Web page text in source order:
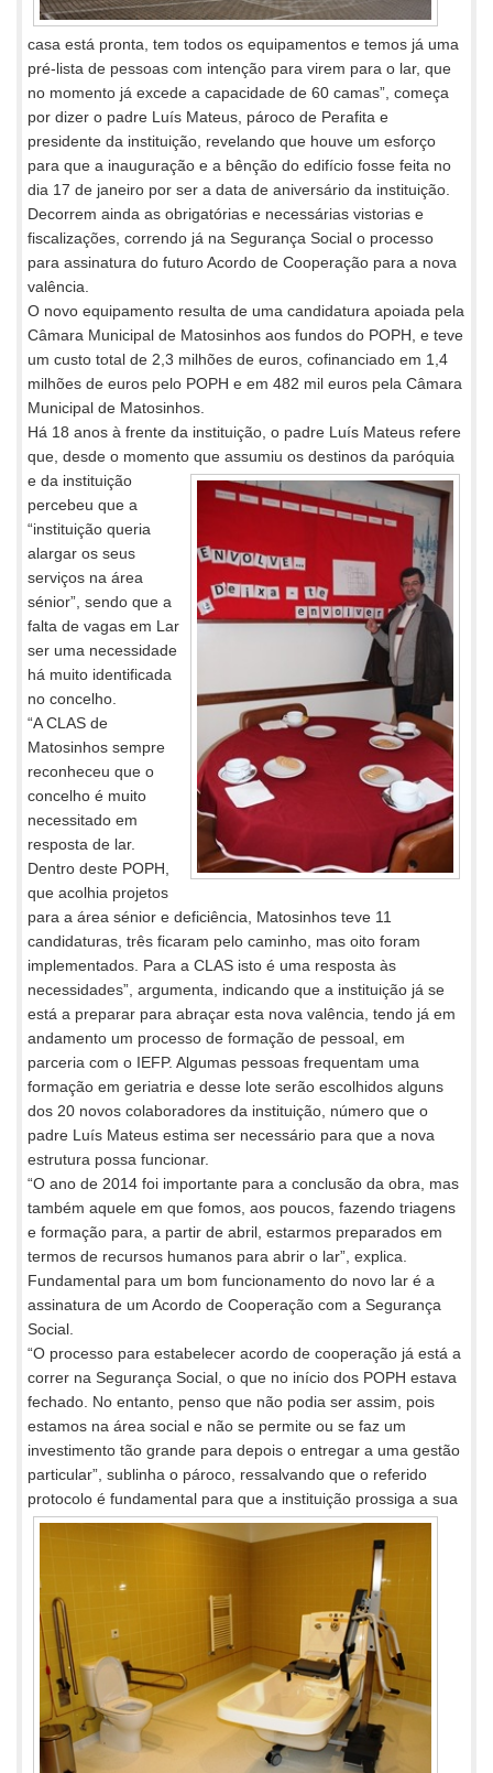
casa está pronta, tem todos os equipamentos e temos já uma
pré-lista de pessoas com intenção para virem para o lar, que
no momento já excede a capacidade de 60 camas”, começa
por dizer o padre Luís Mateus, pároco de Perafita e
presidente da instituição, revelando que houve um esforço
para que a inauguração e a bênção do edifício fosse feita no
dia 17 de janeiro por ser a data de aniversário da instituição.
Decorrem ainda as obrigatórias e necessárias vistorias e
fiscalizações, correndo já na Segurança Social o processo
para assinatura do futuro Acordo de Cooperação para a nova
valência.
O novo equipamento resulta de uma candidatura apoiada pela
Câmara Municipal de Matosinhos aos fundos do POPH, e teve
um custo total de 2,3 milhões de euros, cofinanciado em 1,4
milhões de euros pelo POPH e em 482 mil euros pela Câmara
Municipal de Matosinhos.
Há 18 anos à frente da instituição, o padre Luís Mateus refere
que, desde o momento que assumiu os destinos da paróquia
e da instituição
percebeu que a
“instituição queria
alargar os seus
serviços na área
sénior”, sendo que a
falta de vagas em Lar
ser uma necessidade
há muito identificada
no concelho.
“A CLAS de
Matosinhos sempre
reconheceu que o
concelho é muito
necessitado em
resposta de lar.
Dentro deste POPH,
que acolhia projetos
para a área sénior e deficiência, Matosinhos teve 11
candidaturas, três ficaram pelo caminho, mas oito foram
implementados. Para a CLAS isto é uma resposta às
necessidades”, argumenta, indicando que a instituição já se
está a preparar para abraçar esta nova valência, tendo já em
andamento um processo de formação de pessoal, em
parceria com o IEFP. Algumas pessoas frequentam uma
formação em geriatria e desse lote serão escolhidos alguns
dos 20 novos colaboradores da instituição, número que o
padre Luís Mateus estima ser necessário para que a nova
estrutura possa funcionar.
“O ano de 2014 foi importante para a conclusão da obra, mas
também aquele em que fomos, aos poucos, fazendo triagens
e formação para, a partir de abril, estarmos preparados em
termos de recursos humanos para abrir o lar”, explica.
Fundamental para um bom funcionamento do novo lar é a
assinatura de um Acordo de Cooperação com a Segurança
Social.
“O processo para estabelecer acordo de cooperação já está a
correr na Segurança Social, o que no início dos POPH estava
fechado. No entanto, penso que não podia ser assim, pois
estamos na área social e não se permite ou se faz um
investimento tão grande para depois o entregar a uma gestão
particular”, sublinha o pároco, ressalvando que o referido
protocolo é fundamental para que a instituição prossiga a sua